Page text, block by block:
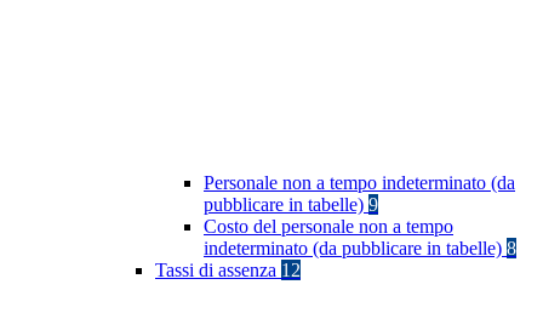
Personale non a tempo indeterminato (da
pubblicare in tabelle) 9
Costo del personale non a tempo
indeterminato (da pubblicare in tabelle) 8
Tassi di assenza 12